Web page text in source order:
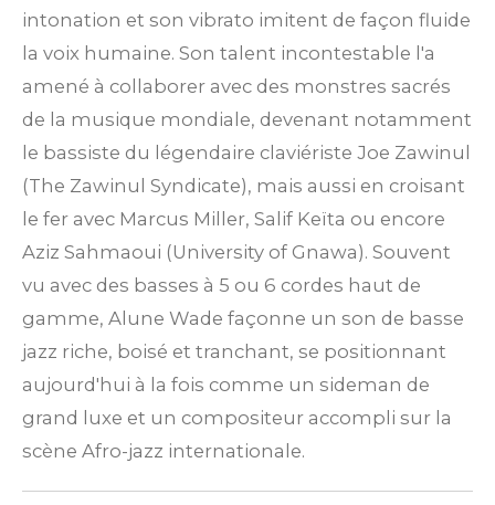
intonation et son vibrato imitent de façon fluide
la voix humaine. Son talent incontestable l'a
amené à collaborer avec des monstres sacrés
de la musique mondiale, devenant notamment
le bassiste du légendaire claviériste Joe Zawinul
(The Zawinul Syndicate), mais aussi en croisant
le fer avec Marcus Miller, Salif Keïta ou encore
Aziz Sahmaoui (University of Gnawa). Souvent
vu avec des basses à 5 ou 6 cordes haut de
gamme, Alune Wade façonne un son de basse
jazz riche, boisé et tranchant, se positionnant
aujourd'hui à la fois comme un sideman de
grand luxe et un compositeur accompli sur la
scène Afro-jazz internationale.